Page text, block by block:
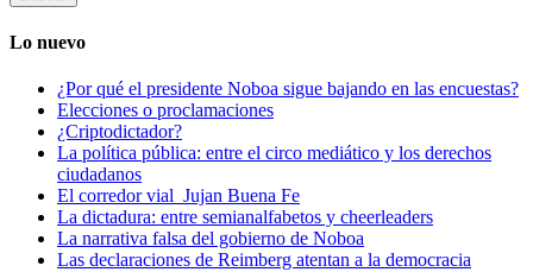
Lo nuevo
¿Por qué el presidente Noboa sigue bajando en las encuestas?
Elecciones o proclamaciones
¿Criptodictador?
La política pública: entre el circo mediático y los derechos
ciudadanos
El corredor vial Jujan Buena Fe
La dictadura: entre semianalfabetos y cheerleaders
La narrativa falsa del gobierno de Noboa
Las declaraciones de Reimberg atentan a la democracia